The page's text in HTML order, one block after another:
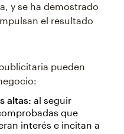
y se ha demostrado
el resultado
pueden
altas: al seguir
que
interés e incitan a